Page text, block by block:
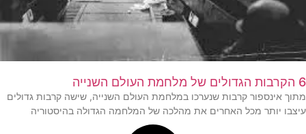
6 הקרבות הגדולים של מלחמת העולם השנייה
מתוך אינספור קרבות שנערכו במלחמת העולם השנייה, שישה קרבות גדולים
עיצבו יותר מכל האחרים את מהלכה של המלחמה הגדולה בהיסטוריה